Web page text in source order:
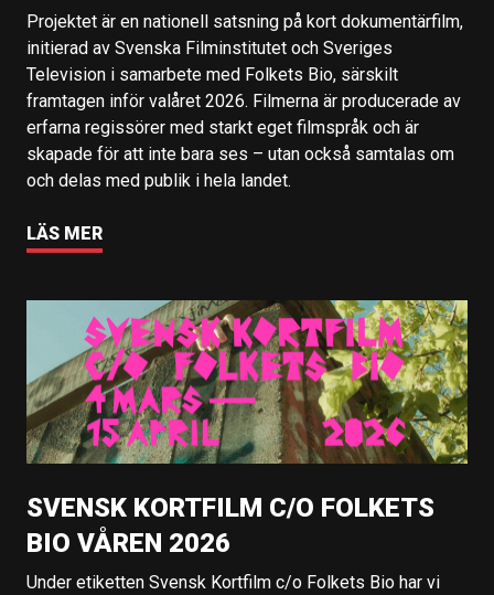
Projektet är en nationell satsning på kort dokumentärfilm,
initierad av Svenska Filminstitutet och Sveriges
Television i samarbete med Folkets Bio, särskilt
framtagen inför valåret 2026. Filmerna är producerade av
erfarna regissörer med starkt eget filmspråk och är
skapade för att inte bara ses – utan också samtalas om
och delas med publik i hela landet.
LÄS MER
SVENSK KORTFILM C/O FOLKETS
BIO VÅREN 2026
Under etiketten Svensk Kortfilm c/o Folkets Bio har vi